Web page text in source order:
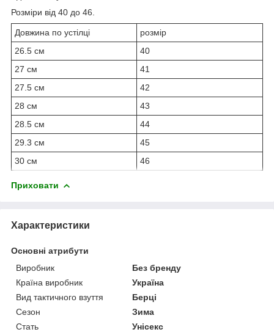
Розміри від 40 до 46.
Довжина по устілці
розмір
26.5 см
40
27 см
41
27.5 см
42
28 см
43
28.5 см
44
29.3 см
45
30 см
46
Приховати
Характеристики
Основні атрибути
Виробник
Без бренду
Країна виробник
Україна
Вид тактичного взуття
Берці
Сезон
Зима
Стать
Унісекс